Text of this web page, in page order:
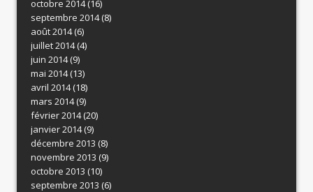
octobre 2014(16)
septembre 2014(8)
août 2014(6)
juillet 2014(4)
juin 2014(9)
mai 2014(13)
avril 2014(18)
mars 2014(9)
février 2014(20)
janvier 2014(9)
décembre 2013 (8)
novembre 2013 (9)
octobre 2013 (10)
septembre 2013 (6)